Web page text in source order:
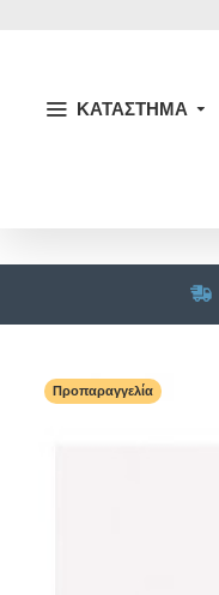
ΚΑΤΑΣΤΗΜΑ
Προπαραγγελία